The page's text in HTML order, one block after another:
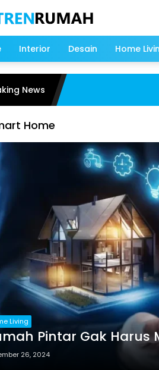
Interior Desain Home
News
Home
Living
Pintar Gak Harus
26, 2024